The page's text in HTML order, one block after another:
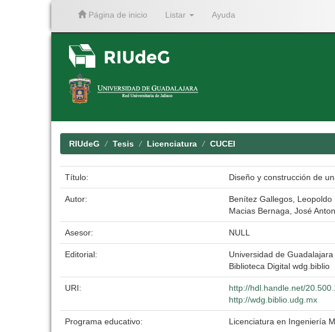
Página de inicio Listar Ayuda
RIUdeG Tesis Licenciatura CUCEI
Título: Diseño y construcción de
Autor:
Benítez Gallegos, Leopoldo
Macias Bernaga, José
Asesor: NULL
Editorial:
Universidad de Guadalajara
Biblioteca Digital wdg.biblio
URI:
http://hdl.handle.net/
http://wdg.biblio.udg.mx
Programa educativo: Licenciatura en Ingeniería